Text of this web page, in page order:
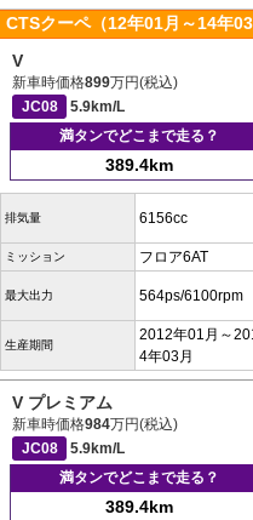
CTSクーペ（12年01月～14年
V
新車時価格899万円(税込)
JC08
5.9km/L
満タンでどこまで走る？
389.4km
排気量 6156cc
ミッション フロア6AT
最大出力 564ps/6100rpm
生産期間
2012年01月～
4年03月
V プレミアム
新車時価格984万円(税込)
JC08
5.9km/L
満タンでどこまで走る？
389.4km